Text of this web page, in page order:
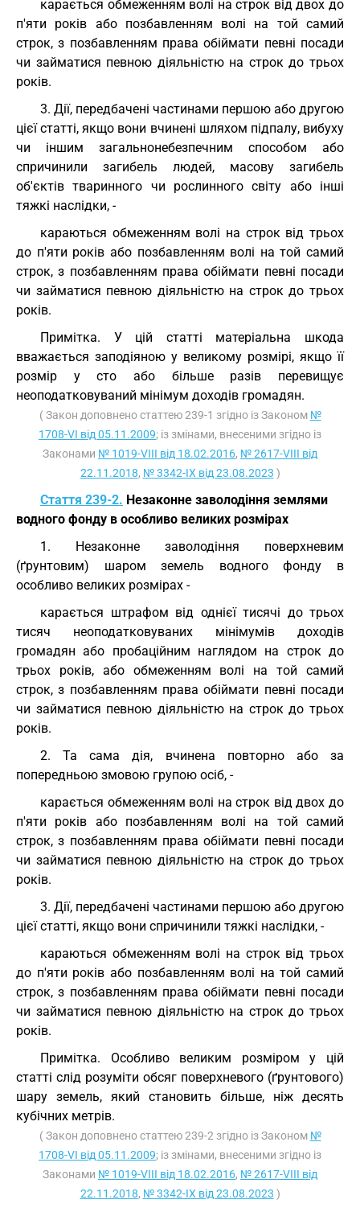
карається обмеженням волі на строк від двох до
п'яти років або позбавленням волі на той самий
строк, з позбавленням права обіймати певні посади
чи займатися певною діяльністю на строк до трьох
років.
3. Дії, передбачені частинами першою або другою
цієї статті, якщо вони вчинені шляхом підпалу, вибуху
чи іншим загальнонебезпечним способом або
спричинили загибель людей, масову загибель
об'єктів тваринного чи рослинного світу або інші
тяжкі наслідки, -
караються обмеженням волі на строк від трьох
до п'яти років або позбавленням волі на той самий
строк, з позбавленням права обіймати певні посади
чи займатися певною діяльністю на строк до трьох
років.
Примітка. У цій статті матеріальна шкода
вважається заподіяною у великому розмірі, якщо її
розмір у сто або більше разів перевищує
неоподатковуваний мінімум доходів громадян.
( Закон доповнено статтею 239-1 згідно із Законом №
1708-VI від 05.11.2009; із змінами, внесеними згідно із
Законами № 1019-VIII від 18.02.2016, № 2617-VIII від
22.11.2018, № 3342-IX від 23.08.2023 )
Стаття 239-2. Незаконне заволодіння землями
водного фонду в особливо великих розмірах
1. Незаконне заволодіння поверхневим
(ґрунтовим) шаром земель водного фонду в
особливо великих розмірах -
карається штрафом від однієї тисячі до трьох
тисяч неоподатковуваних мінімумів доходів
громадян або пробаційним наглядом на строк до
трьох років, або обмеженням волі на той самий
строк, з позбавленням права обіймати певні посади
чи займатися певною діяльністю на строк до трьох
років.
2. Та сама дія, вчинена повторно або за
попередньою змовою групою осіб, -
карається обмеженням волі на строк від двох до
п'яти років або позбавленням волі на той самий
строк, з позбавленням права обіймати певні посади
чи займатися певною діяльністю на строк до трьох
років.
3. Дії, передбачені частинами першою або другою
цієї статті, якщо вони спричинили тяжкі наслідки, -
караються обмеженням волі на строк від трьох
до п'яти років або позбавленням волі на той самий
строк, з позбавленням права обіймати певні посади
чи займатися певною діяльністю на строк до трьох
років.
Примітка. Особливо великим розміром у цій
статті слід розуміти обсяг поверхневого (ґрунтового)
шару земель, який становить більше, ніж десять
кубічних метрів.
( Закон доповнено статтею 239-2 згідно із Законом №
1708-VI від 05.11.2009; із змінами, внесеними згідно із
Законами № 1019-VIII від 18.02.2016, № 2617-VIII від
22.11.2018, № 3342-IX від 23.08.2023 )